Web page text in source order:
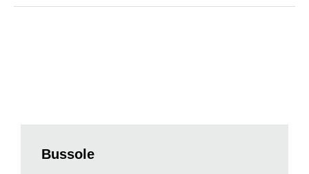
un volo internazionale su due. E se nei giorni scorsi Venezia
Bussole